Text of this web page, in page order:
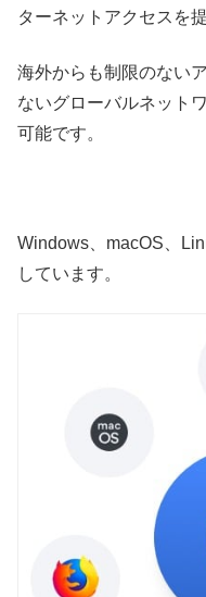
ターネットアクセスを
海外からも制限のない
ないグローバルネット
可能です。
Windows、macOS、
しています。